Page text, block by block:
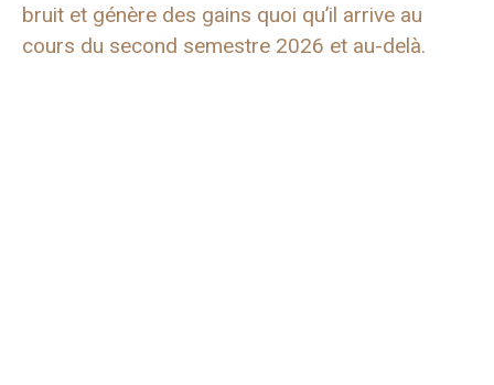
bruit et génère des gains quoi qu’il arrive au
cours du second semestre 2026 et au-delà.